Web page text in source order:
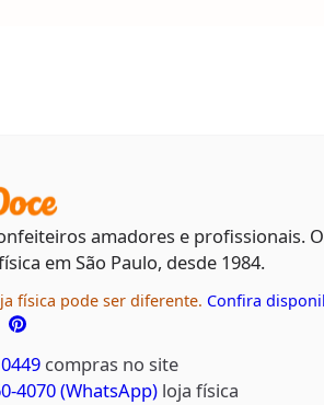
amadores e profissionais.
em São Paulo, desde 1984.
física pode ser diferente. Confira
compras no site
4070 (WhatsApp) loja física